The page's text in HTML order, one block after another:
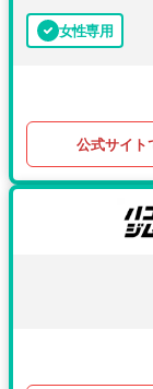
女性専用
公式サイト